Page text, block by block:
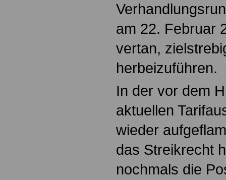
am 22. Februar
vertan,
herbeizuführen.
In der vor dem
aktuellen
wieder
das Streikrecht
nochmals die